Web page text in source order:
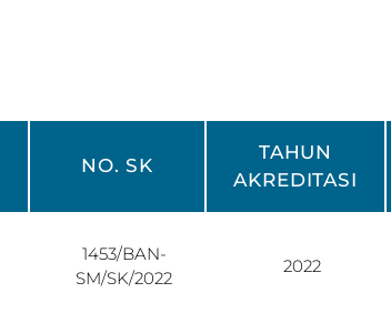
NO. SK
TAHUN
AKREDITASI
1453/BAN-
SM/SK/2022
2022